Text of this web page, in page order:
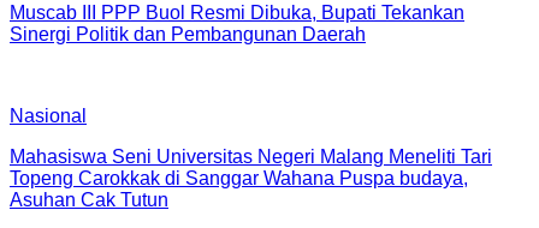
Muscab III PPP Buol Resmi Dibuka, Bupati Tekankan
Sinergi Politik dan Pembangunan Daerah
Nasional
Mahasiswa Seni Universitas Negeri Malang Meneliti Tari
Topeng Carokkak di Sanggar Wahana Puspa budaya,
Asuhan Cak Tutun